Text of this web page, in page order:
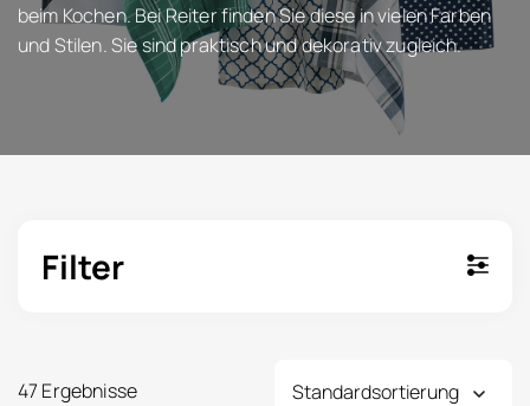
beim Kochen. Bei Reiter finden Sie diese in vielen Farben
und Stilen. Sie sind praktisch und dekorativ zugleich.
Filter
47 Ergebnisse